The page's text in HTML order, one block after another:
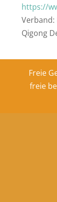
https://
Qigong
Freie
freie